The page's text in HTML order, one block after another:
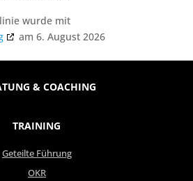
wurde mit
am 6. August 2026
& COACHING
TRAINING
Geteilte Führung
OKR